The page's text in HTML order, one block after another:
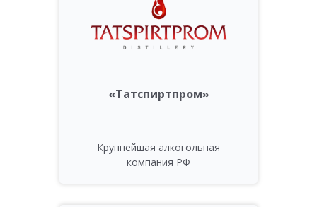
«Татспиртпром»
Крупнейшая алкогольная
компания РФ